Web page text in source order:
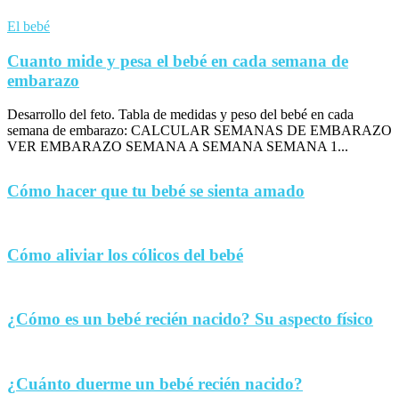
El bebé
Cuanto mide y pesa el bebé en cada semana de
embarazo
Desarrollo del feto. Tabla de medidas y peso del bebé en cada
semana de embarazo: CALCULAR SEMANAS DE EMBARAZO
VER EMBARAZO SEMANA A SEMANA SEMANA 1...
Cómo hacer que tu bebé se sienta amado
Cómo aliviar los cólicos del bebé
¿Cómo es un bebé recién nacido? Su aspecto físico
¿Cuánto duerme un bebé recién nacido?